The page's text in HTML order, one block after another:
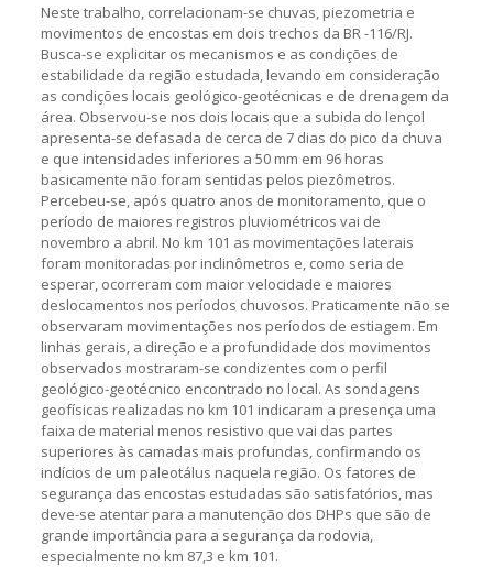
Neste trabalho, correlacionam-se chuvas, piezometria e
movimentos de encostas em dois trechos da BR -116/RJ.
Busca-se explicitar os mecanismos e as condições de
estabilidade da região estudada, levando em consideração
as condições locais geológico-geotécnicas e de drenagem da
área. Observou-se nos dois locais que a subida do lençol
apresenta-se defasada de cerca de 7 dias do pico da chuva
e que intensidades inferiores a 50 mm em 96 horas
basicamente não foram sentidas pelos piezômetros.
Percebeu-se, após quatro anos de monitoramento, que o
período de maiores registros pluviométricos vai de
novembro a abril. No km 101 as movimentações laterais
foram monitoradas por inclinômetros e, como seria de
esperar, ocorreram com maior velocidade e maiores
deslocamentos nos períodos chuvosos. Praticamente não se
observaram movimentações nos períodos de estiagem. Em
linhas gerais, a direção e a profundidade dos movimentos
observados mostraram-se condizentes com o perfil
geológico-geotécnico encontrado no local. As sondagens
geofísicas realizadas no km 101 indicaram a presença uma
faixa de material menos resistivo que vai das partes
superiores às camadas mais profundas, confirmando os
indícios de um paleotálus naquela região. Os fatores de
segurança das encostas estudadas são satisfatórios, mas
deve-se atentar para a manutenção dos DHPs que são de
grande importância para a segurança da rodovia,
especialmente no km 87,3 e km 101.